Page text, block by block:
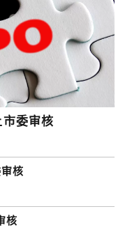
委审核
核
核